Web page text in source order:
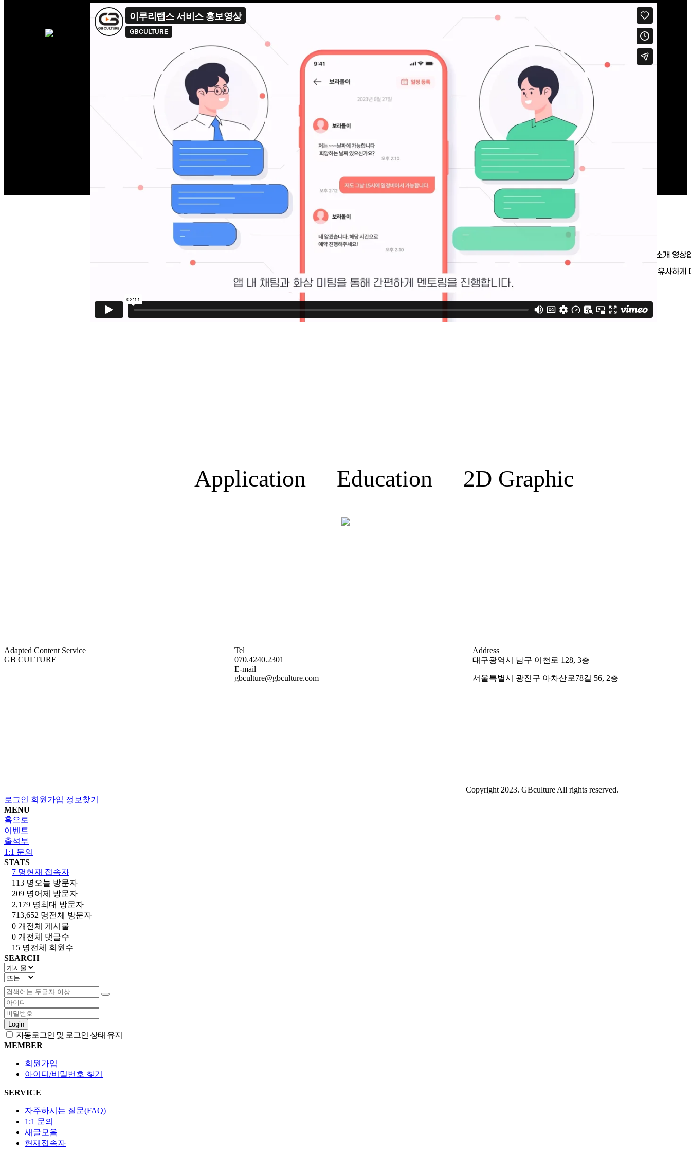
2024
이루리랩스 지원사업
이루리랩스에서 제공하고 있는 멘토 플랫폼에 대한 소개 영상
랫폼에서 제공받을 수 있는 서비스들을 실제 화면과 유사하게
여 사용예정자들의 이해도를 높였습니다.
Application Education 2D Graphic
Adapted Content Service
GB CULTURE
Tel
070.4240.2301
E-mail
gbculture@gbculture.com
Address
대구광역시 남구 이천로 128, 3층
서울특별시 광진구 아차산로78길 56, 2층
Copyright 2023. GBculture All rights reserved.
로그인 회원가입 정보찾기
MENU
홈으로
이벤트
출석부
1:1 문의
STATS
7 명현재 접속자
113 명 오늘 방문자
209 명어제 방문자
2,179 명최대 방문자
713,652 명전체 방문자
0 개 전체 게시물
0 개 전체 댓글수
15 명전체 회원수
SEARCH
Login
자동로그인 및 로그인 상태 유지
MEMBER
회원가입
아이디/비밀번호 찾기
SERVICE
자주하시는 질문(FAQ)
1:1 문의
새글모음
현재접속자